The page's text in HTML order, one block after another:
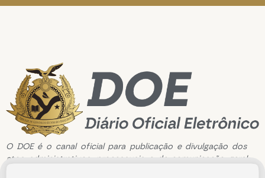
O DOE é o canal oficial para publicação e divulgação dos
atos administrativos, processuais e de comunicação geral